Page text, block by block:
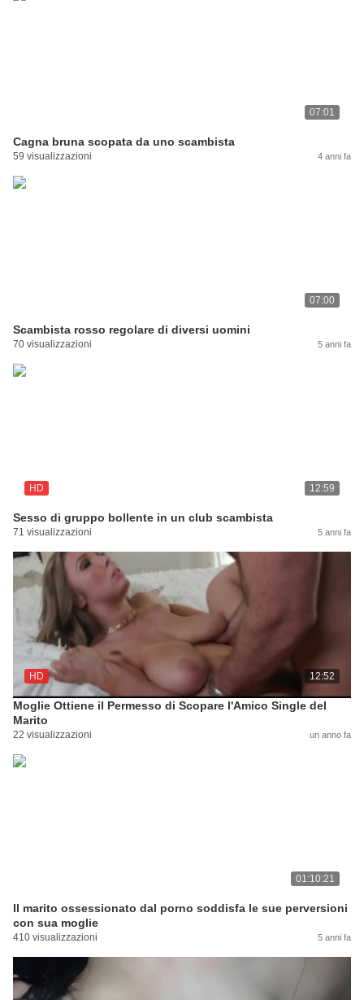
07:01
Cagna bruna scopata da uno scambista
59 visualizzazioni 4 anni fa
07:00
Scambista rosso regolare di diversi uomini
70 visualizzazioni 5 anni fa
HD 12:59
Sesso di gruppo bollente in un club scambista
71 visualizzazioni 5 anni fa
HD 12:52
Moglie Ottiene il Permesso di Scopare l'Amico Single del
Marito
22 visualizzazioni un anno fa
01:10:21
Il marito ossessionato dal porno soddisfa le sue perversioni
con sua moglie
410 visualizzazioni 5 anni fa